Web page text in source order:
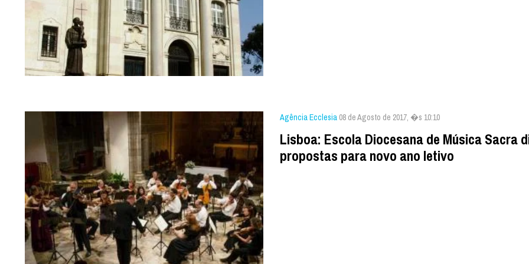
Agência Ecclesia 08 de Agosto de 2017, �s 10:10
Lisboa: Escola Diocesana de Música Sacra
propostas para novo ano letivo